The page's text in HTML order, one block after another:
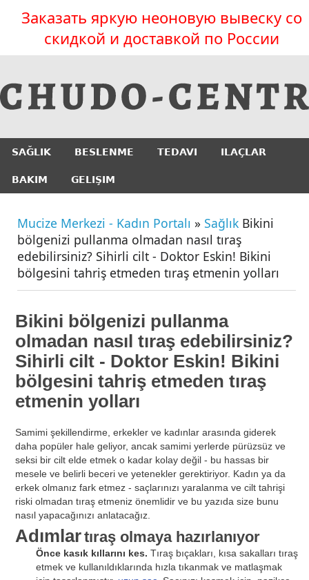
Заказать яркую неоновую вывеску со
скидкой и доставкой по России
SAĞLIK BESLENME TEDAVI ILAÇLAR
BAKIM GELIŞIM
Mucize Merkezi - Kadın Portalı » Sağlık Bikini
bölgenizi pullanma olmadan nasıl tıraş
edebilirsiniz? Sihirli cilt - Doktor Eskin! Bikini
bölgesini tahriş etmeden tıraş etmenin yolları
Bikini bölgenizi pullanma
olmadan nasıl tıraş edebilirsiniz?
Sihirli cilt - Doktor Eskin! Bikini
bölgesini tahriş etmeden tıraş
etmenin yolları
Samimi şekillendirme, erkekler ve kadınlar arasında giderek
daha popüler hale geliyor, ancak samimi yerlerde pürüzsüz ve
seksi bir cilt elde etmek o kadar kolay değil - bu hassas bir
mesele ve belirli beceri ve yetenekler gerektiriyor. Kadın ya da
erkek olmanız fark etmez - saçlarınızı yaralanma ve cilt tahrişi
riski olmadan tıraş etmeniz önemlidir ve bu yazıda size bunu
nasıl yapacağınızı anlatacağız.
Adımlartıraş olmaya hazırlanıyor
Önce kasık kıllarını kes. Tıraş bıçakları, kısa sakalları tıraş
etmek ve kullanıldıklarında hızla tıkanmak ve matlaşmak